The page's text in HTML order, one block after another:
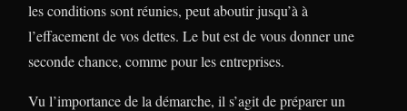
les conditions sont réunies, peut aboutir jusqu’à à
l’effacement de vos dettes. Le but est de vous donner une
seconde chance, comme pour les entreprises.
Vu l’importance de la démarche, il s’agit de préparer un